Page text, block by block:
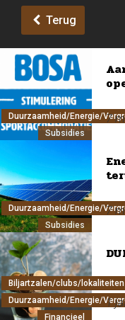
Terug
Duurzaamheid/Energie/
Subsidies
7
Duurzaamheid/Energie/
Subsidies
7
Biljartzalen/clubs/lokaliteiten
Duurzaamheid/Energie/
Financieel
1